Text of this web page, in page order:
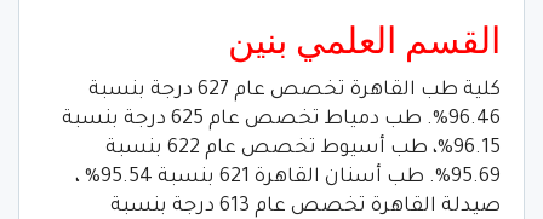
القسم العلمي بنين
كلية طب القاهرة تخصص عام 627 درجة بنسبة
96.46%. طب دمياط تخصص عام 625 درجة بنسبة
96.15%، طب أسيوط تخصص عام 622 بنسبة
95.69%. طب أسنان القاهرة 621 بنسبة 95.54% ،
صيدلة القاهرة تخصص عام 613 درجة بنسبة